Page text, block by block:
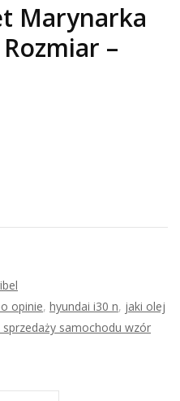
Marynarka
–
opinie, hyundai i30 n, jaki olej
samochodu wzór